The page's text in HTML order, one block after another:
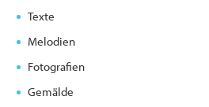
Texte
Melodien
Fotografien
Gemälde